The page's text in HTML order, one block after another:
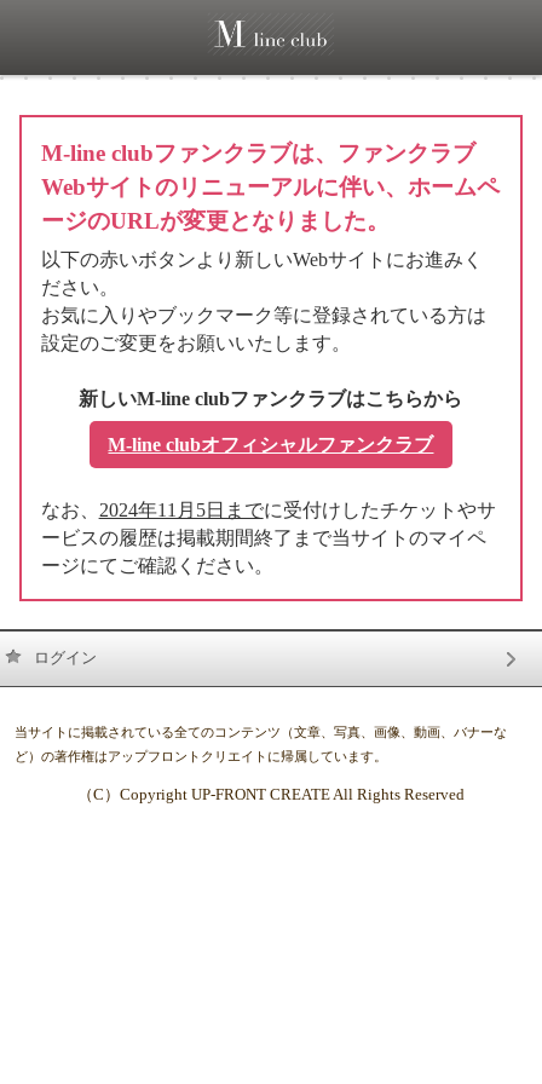
M-line clubファンクラブは、ファンクラブ
Webサイトのリニューアルに伴い、ホームペ
ージのURLが変更となりました。
以下の赤いボタンより新しいWebサイトにお進みく
ださい。
お気に入りやブックマーク等に登録されている方は
設定のご変更をお願いいたします。
新しいM-line clubファンクラブはこちらから
M-line clubオフィシャルファンクラブ
なお、 2024年11月5日までに受付けしたチケットやサ
ービスの履歴は掲載期間終了まで当サイトのマイペ
ージにてご確認ください。
ログイン
当サイトに掲載されている全てのコンテンツ（文章、写真、画像、動画、バナーな
ど）の著作権はアップフロントクリエイトに帰属しています。
（C）Copyright UP-FRONT CREATE All Rights Reserved